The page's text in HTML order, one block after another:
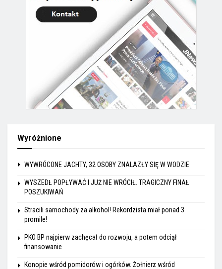
Wyróżnione
WYWRÓCONE JACHTY, 32 OSOBY ZNALAZŁY SIĘ W WODZIE
WYSZEDŁ POPŁYWAĆ I JUŻ NIE WRÓCIŁ. TRAGICZNY FINAŁ
POSZUKIWAŃ
Stracili samochody za alkohol! Rekordzista miał ponad 3
promile!
PKO BP najpierw zachęcał do rozwoju, a potem odciął
finansowanie
Konopie wśród pomidorów i ogórków. Żołnierz wśród